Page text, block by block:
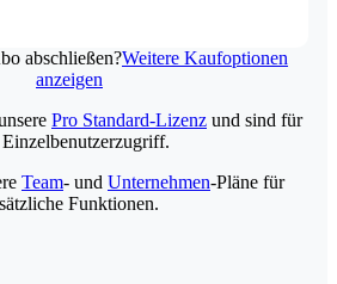
abschließen?Weitere Kaufoptionen
anzeigen
Pro Standard-Lizenz und sind für
Team- und Unternehmen-Pläne für
Funktionen.